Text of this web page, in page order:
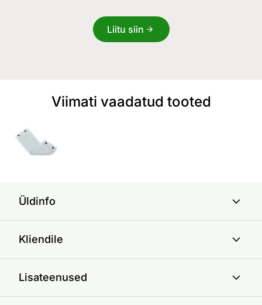
Liitu siin
Viimati vaadatud tooted
Üldinfo
Kliendile
Lisateenused